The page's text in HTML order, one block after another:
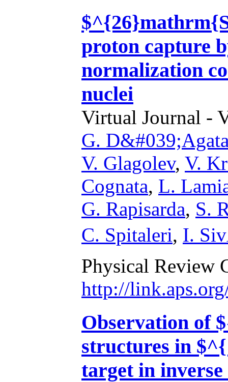
proton capture
normalization
nuclei
Virtual Journal -
G.
V. Glagolev, V.
Cognata, L.
G. Rapisarda, S.
C. Spitaleri, I.
Physical Review
http://
Observation of
structures in
target in